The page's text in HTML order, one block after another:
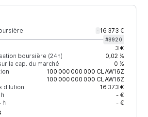
- 16 373 €
#8920
3 €
boursière (24h)
0,02 %
la cap. du marché
0 %
100 000 000 000 CLAW16Z
100 000 000 000 CLAW16Z
dilution
16 373 €
- €
h
- €